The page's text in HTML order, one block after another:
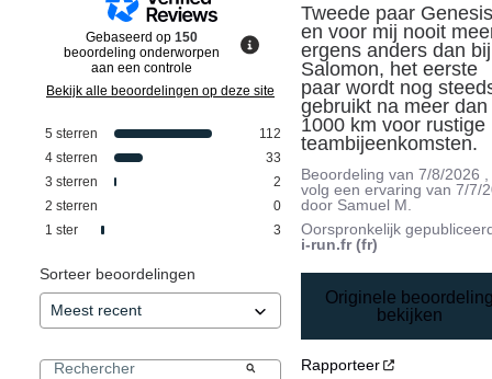
Gebaseerd op 150
beoordeling onderworpen
aan een controle
Bekijk alle beoordelingen op deze site
5 sterren
112
4 sterren
33
3 sterren
2
2 sterren
0
1 ster 3
Sorteer beoordelingen
Tweede paar
en voor mij nooit
ergens anders dan bij
Salomon, het eerste
paar wordt nog
gebruikt na meer dan
1000 km voor rustige
teambijeenkomsten.
Beoordeling van7/8/2026
volg een ervaring van7/7/
door Samuel M.
Oorspronkelijk
i-run.fr (fr)
Originele
bekijken
Rapporteer